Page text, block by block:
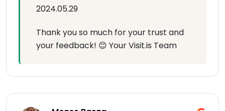
2024.05.29
Thank you so much for your trust and
your feedback! 😊 Your Visit.is Team